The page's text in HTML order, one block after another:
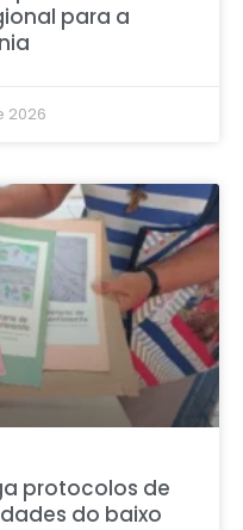
para a
2026
protocolos de
do baixo